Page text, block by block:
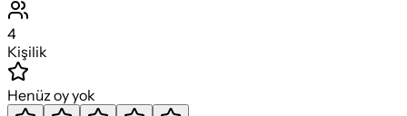
4
Kişilik
Henüz oy yok